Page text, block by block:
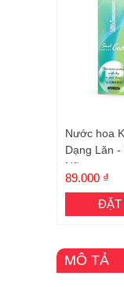
Nước hoa
Dạng Lăn
Nữ
89.000 ₫
ĐẶT
MÔ TẢ